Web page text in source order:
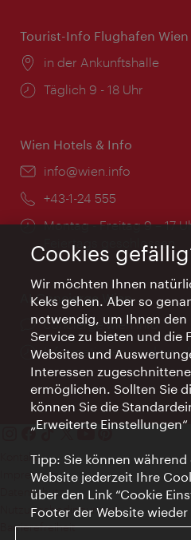
Tourist-Info Flughafen Wien
Ort:
in der Ankunftshalle
Öffnungszeiten:
Täglich 9 - 18 Uhr
Wien Hotels & Info
Email:
info@wien.info
Telefon:
+43-1-24 555
Öffnungszeiten:
Montag - Freitag 9 – 17
Feiertags geschlossen
AI Concierge Wien
Ort:
concierge.wien.info
Öffnungszeiten:
Informationen rund um
Kontakt
Impressum
Datenschutz
Nutzungsbedingungen
Barrierefreiheit
Cookies
Wir möchten Ihnen
Keks gehen. Aber so
notwendig, um Ihnen
Service zu bieten und die
Websites und
Interessen
ermöglichen. Sollten Sie
können Sie die
„Erweiterte
Tipp: Sie können während
Website jederzeit Ihre
über den Link “Cookie
Footer der Website